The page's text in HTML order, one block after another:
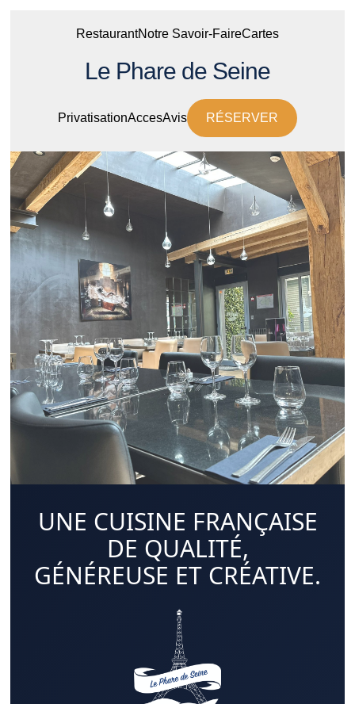
RestaurantNotre Savoir-FaireCartes
Le Phare de Seine
PrivatisationAccesAvis RÉSERVER
UNE CUISINE FRANÇAISE
DE QUALITÉ,
GÉNÉREUSE ET CRÉATIVE.